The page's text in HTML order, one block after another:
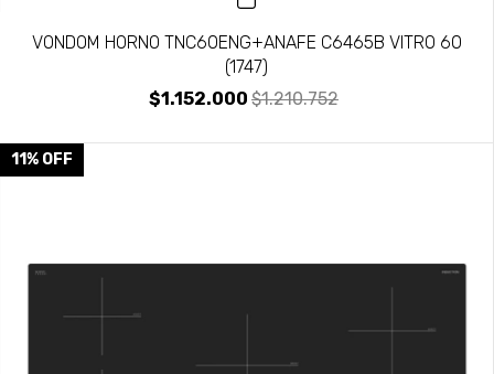
VONDOM HORNO TNC60ENG+ANAFE C6465B VITRO 60
(1747)
$1.152.000 $1.210.752
11% OFF